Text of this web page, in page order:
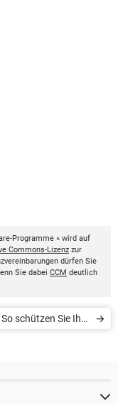
Programme » wird auf
Commons-Lizenz zur
dürfen Sie
Sie dabei CCM deutlich
So schützen Sie Ihre